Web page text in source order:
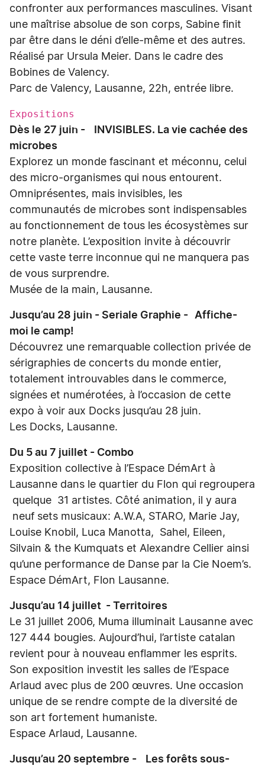
confronter aux performances masculines. Visant
une maîtrise absolue de son corps, Sabine finit
par être dans le déni d’elle-même et des autres.
Réalisé par Ursula Meier. Dans le cadre des
Bobines de Valency.
Parc de Valency, Lausanne, 22h, entrée libre.
Expositions
Dès le 27 juin - INVISIBLES. La vie cachée des
microbes
Explorez un monde fascinant et méconnu, celui
des micro-organismes qui nous entourent.
Omniprésentes, mais invisibles, les
communautés de microbes sont indispensables
au fonctionnement de tous les écosystèmes sur
notre planète. L’exposition invite à découvrir
cette vaste terre inconnue qui ne manquera pas
de vous surprendre.
Musée de la main, Lausanne.
Jusqu’au 28 juin - Seriale Graphie - Affiche-
moi le camp!
Découvrez une remarquable collection privée de
sérigraphies de concerts du monde entier,
totalement introuvables dans le commerce,
signées et numérotées, à l’occasion de cette
expo à voir aux Docks jusqu’au 28 juin.
Les Docks, Lausanne.
Du 5 au 7 juillet - Combo
Exposition collective à l’Espace DémArt à
Lausanne dans le quartier du Flon qui regroupera
quelque 31 artistes. Côté animation, il y aura
neuf sets musicaux: A.W.A, STARO, Marie Jay,
Louise Knobil, Luca Manotta, Sahel, Eileen,
Silvain & the Kumquats et Alexandre Cellier ainsi
qu’une performance de Danse par la Cie Noem’s.
Espace DémArt, Flon Lausanne.
Jusqu’au 14 juillet - Territoires
Le 31 juillet 2006, Muma illuminait Lausanne avec
127 444 bougies. Aujourd’hui, l’artiste catalan
revient pour à nouveau enflammer les esprits.
Son exposition investit les salles de l’Espace
Arlaud avec plus de 200 œuvres. Une occasion
unique de se rendre compte de la diversité de
son art fortement humaniste.
Espace Arlaud, Lausanne.
Jusqu’au 20 septembre - Les forêts sous-